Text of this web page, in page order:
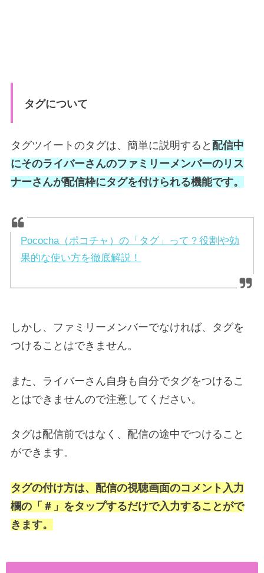
タグについて
タグツイートのタグは、簡単に説明すると 配信中
にそのライバーさんのファミリーメンバーのリス
ナーさんが配信枠にタグを付けられる機能です。
Pococha（ポコチャ）の「タグ」って？役割や効
果的な使い方を徹底解説！
しかし、ファミリーメンバーでなければ、タグを
つけることはできません。
また、ライバーさん自身も自分でタグをつけるこ
とはできませんので注意してください。
タグは配信前ではなく、配信の途中でつけること
ができます。
タグの付け方は、配信の視聴画面のコメント入力
欄の「＃」をタップするだけで入力することがで
きます。